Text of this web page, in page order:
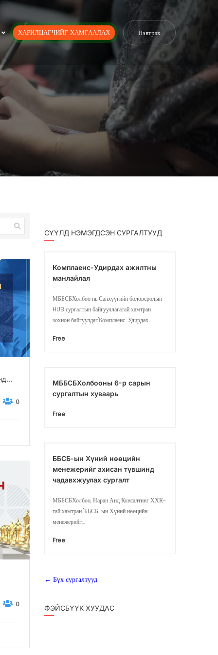
ХАРИЛЦАГЧИЙГ ХАМГААЛАХ Нэвтрэх
0
0
СҮҮЛД НЭМЭГДСЭН СУРГАЛТУУД
Комплаенс-Удирдах ажилтны
манлайлал
МББСБХолбоо нь Санхүүгийн боловсролын
HUB сургалтын байгууллагатай хамтран
зохион байгуулдаг"Комплаенс-Удирдах...
Free
МББСБХолбооны 6-р сарын
сургалтын хуваарь
Free
ББСБ-ын Хүний нөөцийн
менежерийг ахисан түвшинд
чадавхжуулах сургалт
МББСБХолбоо, Наран Анд Консалтинг ХХК-
тай хамтран "ББСБ-ын Хүний нөөцийн
менежерийг...
Free
Бүх сургалтууд
ФЭЙСБҮҮК ХУУДАС